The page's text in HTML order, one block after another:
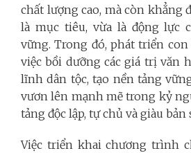
chất lượng cao, mà còn khẳng
là mục tiêu, vừa là động lực
vững. Trong đó, phát triển
việc bồi dưỡng các giá trị văn
lĩnh dân tộc, tạo nền tảng
vươn lên mạnh mẽ trong kỷ
tảng độc lập, tự chủ và giàu bản
Việc triển khai chương trình